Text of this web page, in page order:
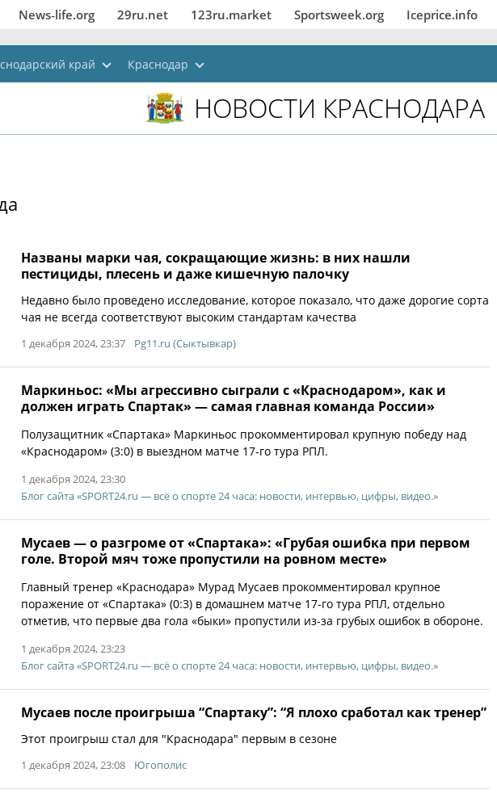
News‑life.org 29ru.net 123ru.market Sportsweek.org Iceprice.info
край Краснодар
НОВОСТИ КРАСНОДАРА
Названы марки чая, сокращающие жизнь: в них нашли
пестициды, плесень и даже кишечную палочку
Недавно было проведено исследование, которое показало, что даже дорогие сорта
чая не всегда соответствуют высоким стандартам качества
1 декабря 2024, 23:37 Pg11.ru (Сыктывкар)
Маркиньос: «Мы агрессивно сыграли с «Краснодаром», как и
должен играть Спартак» — самая главная команда России»
Полузащитник «Спартака» Маркиньос прокомментировал крупную победу над
«Краснодаром» (3:0) в выездном матче 17-го тура РПЛ.
1 декабря 2024, 23:30
Блог сайта «SPORT24.ru — всё о спорте 24 часа: новости, интервью, цифры, видео.»
Мусаев — о разгроме от «Спартака»: «Грубая ошибка при первом
голе. Второй мяч тоже пропустили на ровном месте»
Главный тренер «Краснодара» Мурад Мусаев прокомментировал крупное
поражение от «Спартака» (0:3) в домашнем матче 17-го тура РПЛ, отдельно
отметив, что первые два гола «быки» пропустили из-за грубых ошибок в обороне.
1 декабря 2024, 23:23
Блог сайта «SPORT24.ru — всё о спорте 24 часа: новости, интервью, цифры, видео.»
Мусаев после проигрыша “Спартаку”: “Я плохо сработал как тренер”
Этот проигрыш стал для "Краснодара" первым в сезоне
1 декабря 2024, 23:08 Югополис